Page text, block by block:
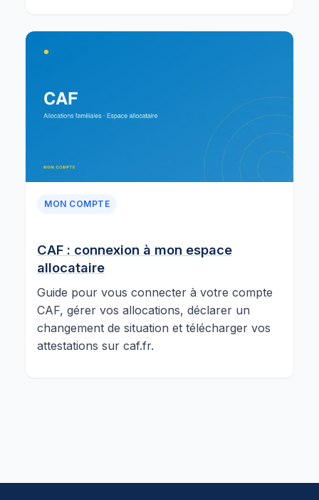
MON COMPTE
CAF : connexion à mon espace
allocataire
Guide pour vous connecter à votre compte
CAF, gérer vos allocations, déclarer un
changement de situation et télécharger vos
attestations sur caf.fr.